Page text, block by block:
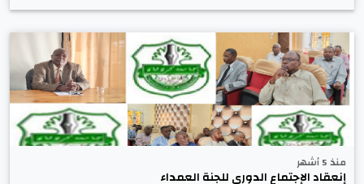
منذ 5 أشهر
إنعقاد الإجتماع الدوري للجنة العمداء